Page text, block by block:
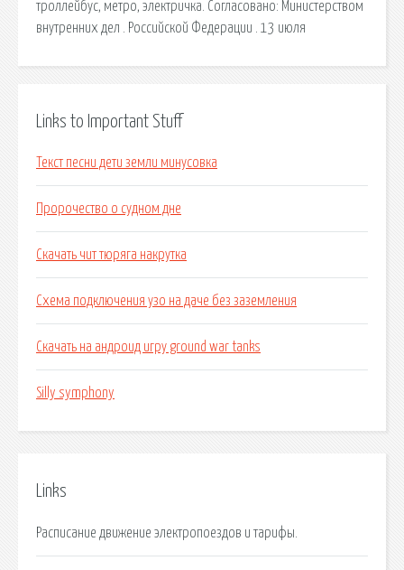
троллейбус, метро, электричка. Согласовано: Министерством
внутренних дел . Российской Федерации . 13 июля
Links to Important Stuff
Текст песни дети земли минусовка
Пророчество о судном дне
Скачать чит тюряга накрутка
Схема подключения узо на даче без заземления
Скачать на андроид игру ground war tanks
Silly symphony
Links
Расписание движение электропоездов и тарифы.